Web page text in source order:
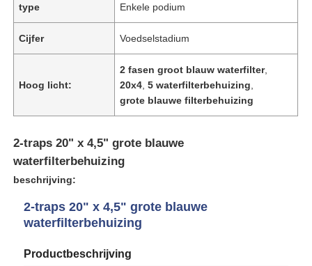
Videos
type Enkele podium
Cijfer Voedselstadium
Hoog licht:
2 fasen groot blauw waterfilter,
20x4 ,5 waterfilterbehuizing
grote blauwe filterbehuizing
2-traps 20" x 4,5" grote blauwe
waterfilterbehuizing
beschrijving:
2-traps 20" x 4,5" grote blauwe
waterfilterbehuizing
Productbeschrijving